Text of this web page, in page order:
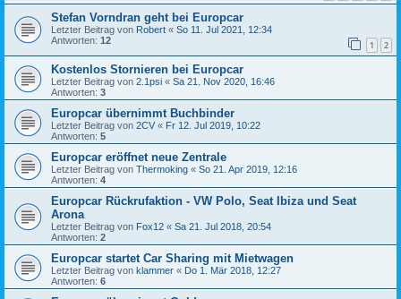
Stefan Vorndran geht bei Europcar
Letzter Beitrag von Robert « So 11. Jul 2021, 12:34
Antworten: 12 1 2
Kostenlos Stornieren bei Europcar
Letzter Beitrag von 2.1psi « Sa 21. Nov 2020, 16:46
Antworten: 3
Europcar übernimmt Buchbinder
Letzter Beitrag von 2CV « Fr 12. Jul 2019, 10:22
Antworten: 5
Europcar eröffnet neue Zentrale
Letzter Beitrag von Thermoking « So 21. Apr 2019, 12:16
Antworten: 4
Europcar Rückrufaktion - VW Polo, Seat Ibiza und Seat
Arona
Letzter Beitrag von Fox12 « Sa 21. Jul 2018, 20:54
Antworten: 2
Europcar startet Car Sharing mit Mietwagen
Letzter Beitrag von klammer « Do 1. Mär 2018, 12:27
Antworten: 6